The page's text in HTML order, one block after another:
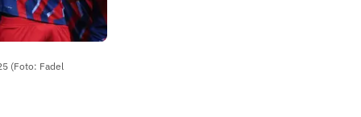
(Foto: Fadel